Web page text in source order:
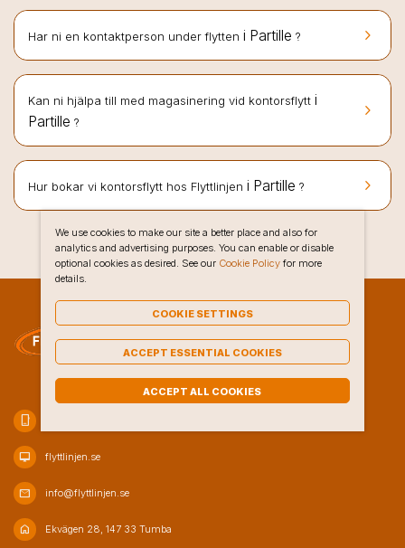
keyboard_arrow_right
Har ni en kontaktperson under flytten i Partille ?
keyboard_arrow_right
Kan ni hjälpa till med magasinering vid kontorsflytt i
Partille ?
keyboard_arrow_right
Hur bokar vi kontorsflytt hos Flyttlinjen i Partille ?
phone_iphone
desktop_mac flyttlinjen.se
mail info@flyttlinjen.se
home Ekvägen 28, 147 33 Tumba
We use cookies to make our site a better place and also for
analytics and advertising purposes. You can enable or disable
optional cookies as desired. See our Cookie Policyfor more
details.
COOKIE SETTINGS
ACCEPT ESSENTIAL COOKIES
ACCEPT ALL COOKIES